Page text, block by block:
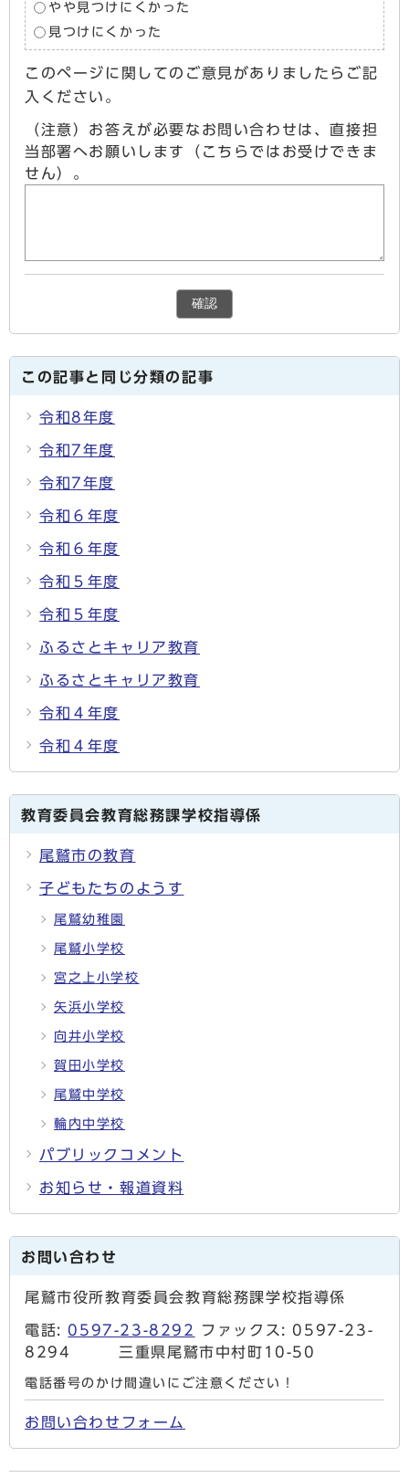
やや見つけにくかった
見つけにくかった
このページに関してのご意見がありましたらご記
入ください。
（注意）お答えが必要なお問い合わせは、直接担
当部署へお願いします（こちらではお受けできま
せん）。
確認
この記事と同じ分類の記事
令和8年度
令和7年度
令和7年度
令和６年度
令和６年度
令和５年度
令和５年度
ふるさとキャリア教育
ふるさとキャリア教育
令和４年度
令和４年度
教育委員会教育総務課学校指導係
尾鷲市の教育
子どもたちのようす
尾鷲幼稚園
尾鷲小学校
宮之上小学校
矢浜小学校
向井小学校
賀田小学校
尾鷲中学校
輪内中学校
パブリックコメント
お知らせ・報道資料
お問い合わせ
尾鷲市役所教育委員会教育総務課学校指導係
電話: 0597-23-8292
ファックス: 0597-23-
8294 三重県尾鷲市中村町10-50
電話番号のかけ間違いにご注意ください！
お問い合わせフォーム